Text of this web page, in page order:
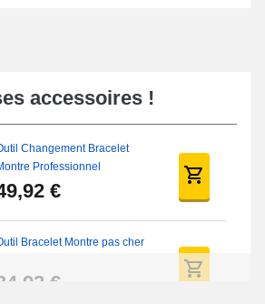
accessoires !
Changement Bracelet
Professionnel
€
Bracelet Montre pas cher
€